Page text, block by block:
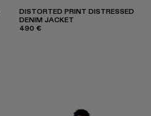
DISTORTED PRINT DISTRESSED
DENIM JACKET
490 €